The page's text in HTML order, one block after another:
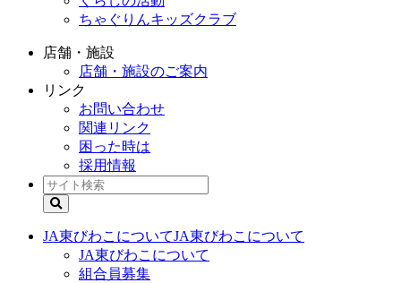
ちゃぐりんキッズクラブ
店舗・施設
店舗・施設のご案内
リンク
お問い合わせ
関連リンク
困った時は
採用情報
JA東びわこについてJA東びわこについて
JA東びわこについて
組合員募集